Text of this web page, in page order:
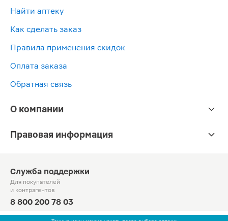
Найти аптеку
Как сделать заказ
Правила применения скидок
Оплата заказа
Обратная связь
О компании
Правовая информация
Служба поддержки
Для покупателей
и контрагентов
8 800 200 78 03
Круглосуточно, звонок по России бесплатный